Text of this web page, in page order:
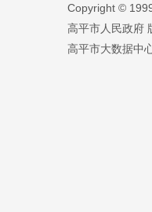
Copyright ©️
高平市人民政府
高平市大数据